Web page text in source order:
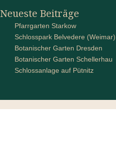
Neueste Beiträge
Pfarrgarten Starkow
Schlosspark Belvedere (Weimar)
Botanischer Garten Dresden
Botanischer Garten Schellerhau
Schlossanlage auf Pütnitz